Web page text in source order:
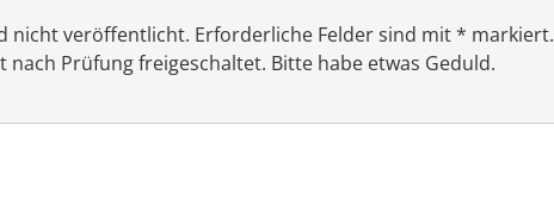
nicht veröffentlicht. Erforderliche Felder sind mit * markiert.
Prüfung freigeschaltet. Bitte habe etwas Geduld.